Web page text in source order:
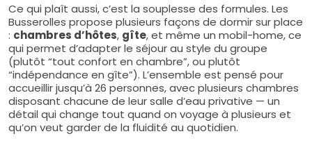
Ce qui plaît aussi, c’est la souplesse des formules. Les
Busserolles propose plusieurs façons de dormir sur place
: chambres d’hôtes, gîte, et même un mobil-home, ce
qui permet d’adapter le séjour au style du groupe
(plutôt “tout confort en chambre”, ou plutôt
“indépendance en gîte”). L’ensemble est pensé pour
accueillir jusqu’à 26 personnes, avec plusieurs chambres
disposant chacune de leur salle d’eau privative — un
détail qui change tout quand on voyage à plusieurs et
qu’on veut garder de la fluidité au quotidien.